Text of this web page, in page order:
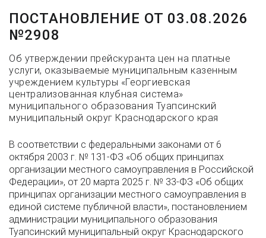
ПОСТАНОВЛЕНИЕ ОТ 03.08.2026
№2908
Об утверждении прейскуранта цен на платные
услуги, оказываемые муниципальным казенным
учреждением культуры «Георгиевская
централизованная клубная система»
муниципального образования Туапсинский
муниципальный округ Краснодарского края
В соответствии с федеральными законами от 6
октября 2003 г. № 131-ФЗ «Об общих принципах
организации местного самоуправления в Российской
Федерации», от 20 марта 2025 г. № 33-ФЗ «Об общих
принципах организации местного самоуправления в
единой системе публичной власти», постановлением
администрации муниципального образования
Туапсинский муниципальный округ Краснодарского